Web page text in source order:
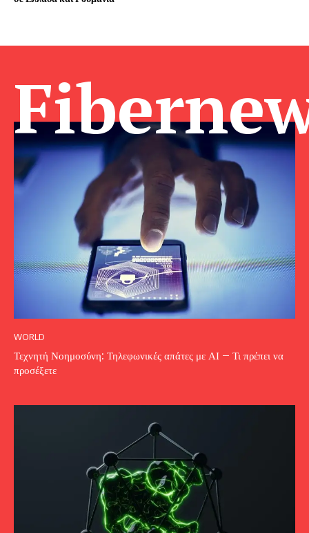
WORLD
Τεχνητή Νοημοσύνη: Τηλεφωνικές απάτες με ΑΙ – Τι πρέπει να
προσέξετε